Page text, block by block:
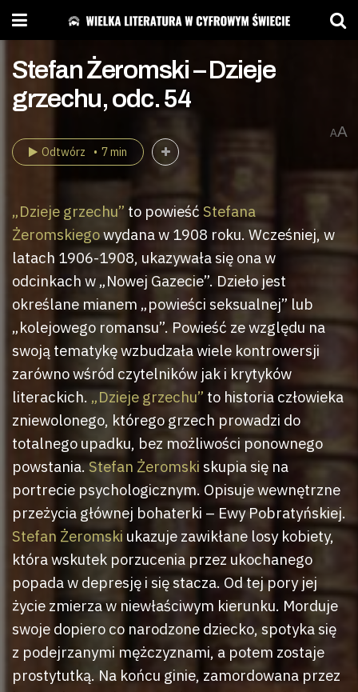
Stefan Żeromski – Dzieje
grzechu, odc. 54
AA
Odtwórz 7 min
„Dzieje grzechu” to powieść Stefana
Żeromskiegowydana w 1908 roku. Wcześniej, w
latach 1906-1908, ukazywała się ona w
odcinkach w „Nowej Gazecie”. Dzieło jest
określane mianem „powieści seksualnej” lub
„kolejowego romansu”. Powieść ze względu na
swoją tematykę wzbudzała wiele kontrowersji
zarówno wśród czytelników jak i krytyków
literackich. „Dzieje grzechu” to historia człowieka
zniewolonego, którego grzech prowadzi do
totalnego upadku, bez możliwości ponownego
powstania.Stefan Żeromski skupia się na
portrecie psychologicznym. Opisuje wewnętrzne
przeżycia głównej bohaterki – Ewy Pobratyńskiej.
Stefan Żeromski ukazuje zawikłane losy kobiety,
która wskutek porzucenia przez ukochanego
popada w depresję i się stacza. Od tej pory jej
życie zmierza w niewłaściwym kierunku. Morduje
swoje dopiero co narodzone dziecko, spotyka się
z podejrzanymi mężczyznami, a potem zostaje
prostytutką. Na końcu ginie, zamordowana przez